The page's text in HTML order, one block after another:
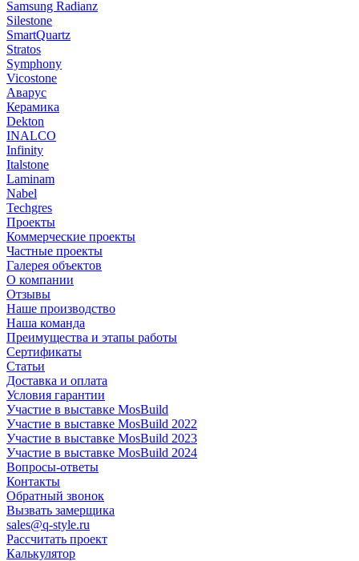
Samsung Radianz
Silestone
SmartQuartz
Stratos
Symphony
Vicostone
Аварус
Керамика
Dekton
INALCO
Infinity
Italstone
Laminam
Nabel
Techgres
Проекты
Коммерческие проекты
Частные проекты
Галерея объектов
О компании
Отзывы
Наше производство
Наша команда
Преимущества и этапы работы
Сертификаты
Статьи
Доставка и оплата
Условия гарантии
Участие в выставке MosBuild
Участие в выставке MosBuild 2022
Участие в выставке MosBuild 2023
Участие в выставке MosBuild 2024
Вопросы-ответы
Контакты
Обратный звонок
Вызвать замерщика
sales@q-style.ru
Рассчитать проект
Калькулятор